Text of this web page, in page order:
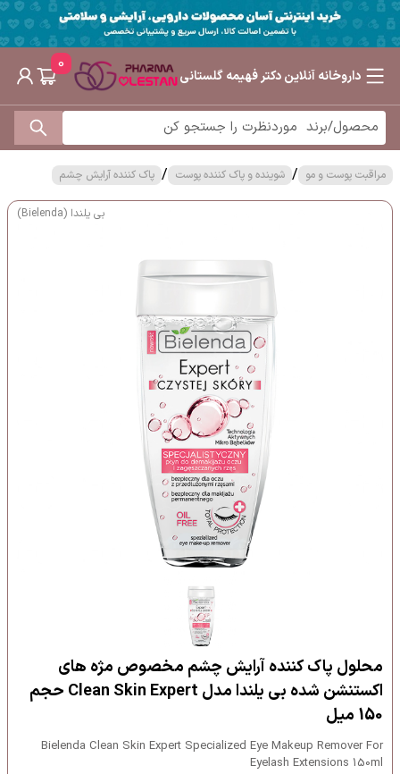
داروخانه آنلاین دکتر فهیمه گلستانی
0
مراقبت پوست و مو / شوینده و پاک کننده پوست / پاک کننده آرایش چشم
بی یلندا (Bielenda)
محلول پاک کننده آرایش چشم مخصوص مژه های
اکستنشن شده بی یلندا مدل Clean Skin Expert حجم
150 میل
Bielenda Clean Skin Expert Specialized Eye Makeup Remover For
Eyelash Extensions 150ml